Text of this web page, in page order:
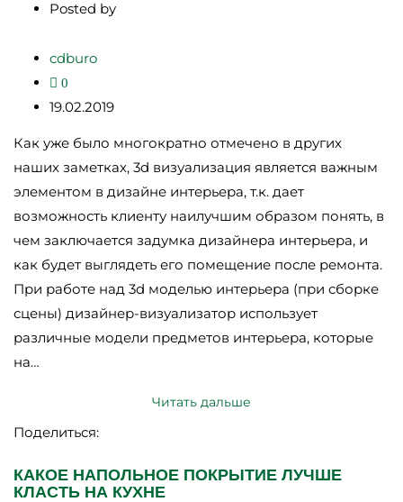
Posted by
cdburo
0
19.02.2019
Как уже было многократно отмечено в других
наших заметках, 3d визуализация является важным
элементом в дизайне интерьера, т.к. дает
возможность клиенту наилучшим образом понять, в
чем заключается задумка дизайнера интерьера, и
как будет выглядеть его помещение после ремонта.
При работе над 3d моделью интерьера (при сборке
сцены) дизайнер-визуализатор использует
различные модели предметов интерьера, которые
на…
Читать дальше
Поделиться:
КАКОЕ НАПОЛЬНОЕ ПОКРЫТИЕ ЛУЧШЕ
КЛАСТЬ НА КУХНЕ